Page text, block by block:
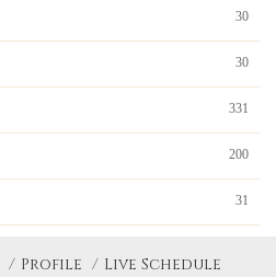
30
30
331
200
31
Profile Live Schedule